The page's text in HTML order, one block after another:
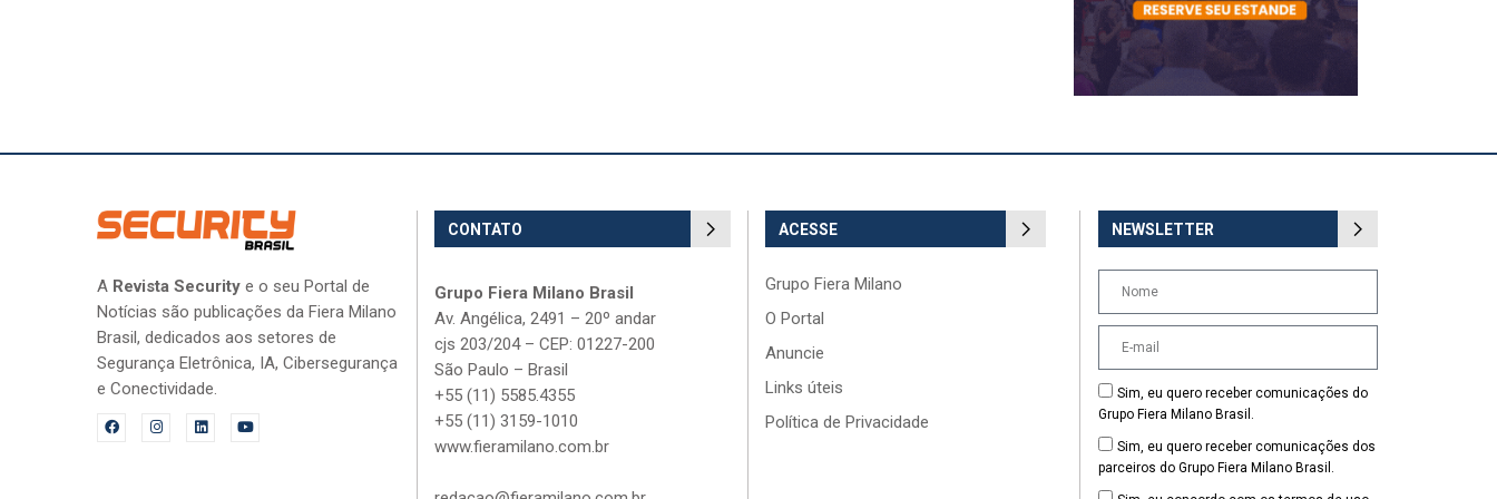
A Revista Security e o seu Portal de
Notícias são publicações da Fiera Milano
Brasil, dedicados aos setores de
Segurança Eletrônica, IA, Cibersegurança
e Conectividade.
CONTATO
Grupo Fiera Milano Brasil
Av. Angélica, 2491 – 20º andar
cjs 203/204 – CEP: 01227-200
São Paulo – Brasil
+55 (11) 5585.4355
+55 (11) 3159-1010
www.fieramilano.com.br
ACESSE
Grupo Fiera Milano
O Portal
Anuncie
Links úteis
Política de Privacidade
NEWSLETTER
Sim, eu quero receber comunicações do
Grupo Fiera Milano Brasil.
Sim, eu quero receber comunicações dos
parceiros do Grupo Fiera Milano Brasil.